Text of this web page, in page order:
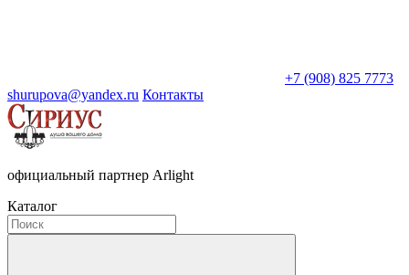
+7 (908) 825 7773
shurupova@yandex.ru Контакты
официальный партнер Arlight
Каталог